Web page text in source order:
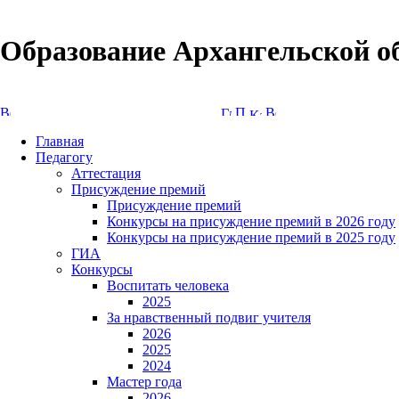
Образование Архангельской
Главная
Педагогу
Аттестация
Присуждение премий
Присуждение премий
Конкурсы на присуждение премий в 2026 году
Конкурсы на присуждение премий в 2025 году
ГИА
Конкурсы
Воспитать человека
2025
За нравственный подвиг учителя
2026
2025
2024
Мастер года